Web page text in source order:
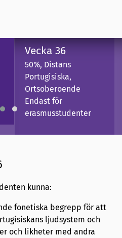
Vecka 36
50%, Distans
Portugisiska,
Ortsoberoende
Endast för
erasmusstudenter
kunna:
fonetiska begrepp för att
ljudsystem och
och likheter med andra